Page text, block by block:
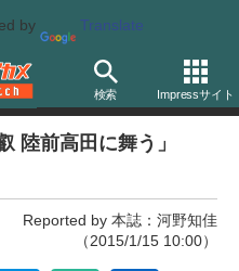
by Translate
検索 Impressサイト
陸前高田に舞う」
Reported by 本誌：河野知佳
（2015/1/15 10:00）